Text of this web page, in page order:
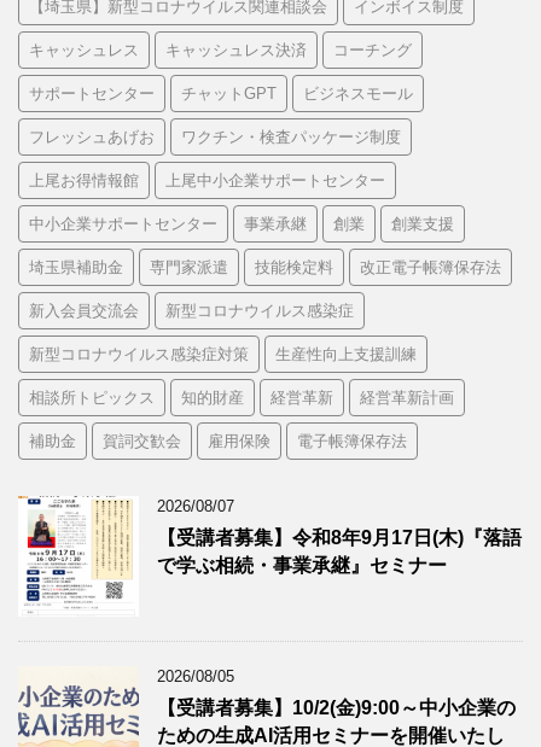
【埼玉県】新型コロナウイルス関連相談会 インボイス制度
キャッシュレス キャッシュレス決済 コーチング
サポートセンター チャットGPT ビジネスモール
フレッシュあげお ワクチン・検査パッケージ制度
上尾お得情報館 上尾中小企業サポートセンター
中小企業サポートセンター 事業承継 創業 創業支援
埼玉県補助金 専門家派遣 技能検定料 改正電子帳簿保存法
新入会員交流会 新型コロナウイルス感染症
新型コロナウイルス感染症対策 生産性向上支援訓練
相談所トピックス 知的財産 経営革新 経営革新計画
補助金 賀詞交歓会 雇用保険 電子帳簿保存法
2026/08/07
【受講者募集】令和8年9月17日(木)『落語
で学ぶ相続・事業承継』セミナー
2026/08/05
【受講者募集】10/2(金)9:00～中小企業の
ための生成AI活用セミナーを開催いたし